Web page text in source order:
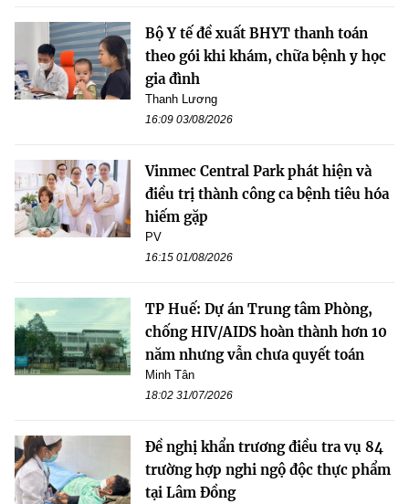
Bộ Y tế đề xuất BHYT thanh toán
theo gói khi khám, chữa bệnh y học
gia đình
Thanh Lương
16:09 03/08/2026
Vinmec Central Park phát hiện và
điều trị thành công ca bệnh tiêu hóa
hiếm gặp
PV
16:15 01/08/2026
TP Huế: Dự án Trung tâm Phòng,
chống HIV/AIDS hoàn thành hơn 10
năm nhưng vẫn chưa quyết toán
Minh Tân
18:02 31/07/2026
Đề nghị khẩn trương điều tra vụ 84
trường hợp nghi ngộ độc thực phẩm
tại Lâm Đồng